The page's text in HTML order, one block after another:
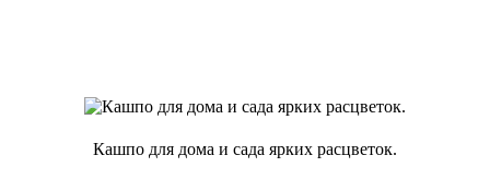
Кашпо для дома и сада ярких расцветок.